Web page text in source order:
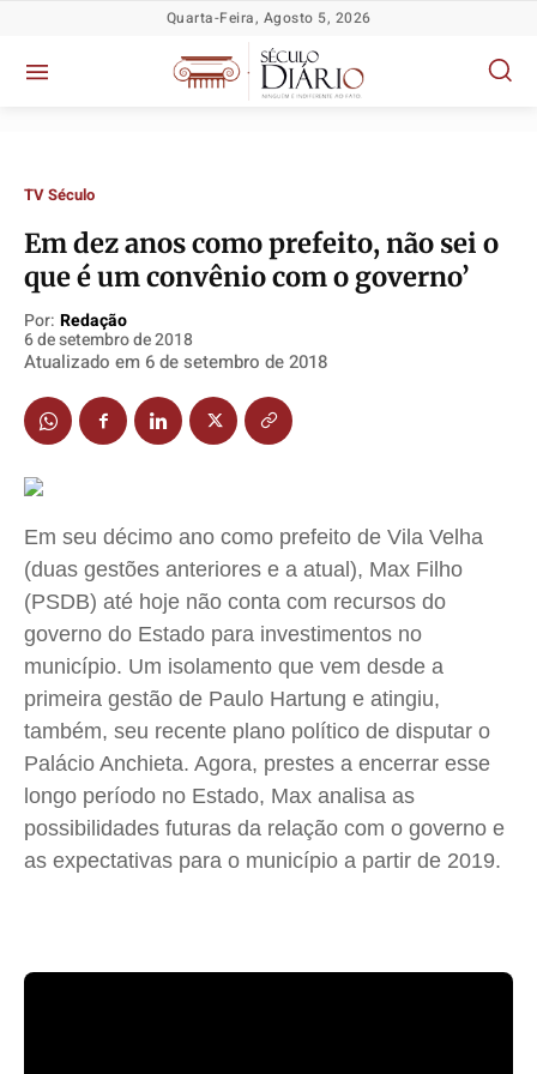
Política
Socioeconômicas
TV Século
Justiça
Segurança
Saúde
Cidades
Direitos
Economia
Cultura
Caetano Roque
Gustavo Bastos
Jr Mignone (in memorian)
Wanda Sily
Política
Socioeconômicas
TV Século
Justiça
Segurança
Saúde
Cidades
Direitos
Economia
Cultura
Caetano Roque
Gustavo Bastos
Jr Mignone (in memorian)
Wanda Sily
Política
Socioeconômicas
TV Século
Justiça
Segurança
Saúde
Cidades
Direitos
Economia
Cultura
Caetano Roque
Gustavo Bastos
Jr Mignone (in memorian)
Wanda Sily
Política
Socioeconômicas
TV Século
Justiça
Segurança
Saúde
Cidades
Direitos
Economia
Cultura
Caetano Roque
Gustavo Bastos
Jr Mignone (in memorian)
Wanda Sily
Quarta-Feira, Agosto 5, 2026
TV Século
Em dez anos como prefeito, não sei o
que é um convênio com o governo’
Por: Redação
6 de setembro de 2018
Atualizado em 6 de setembro de 2018
Em seu décimo ano como prefeito de Vila Velha
(duas gestões anteriores e a atual), Max Filho
(PSDB) até hoje não conta com recursos do
governo do Estado para investimentos no
município. Um isolamento que vem desde a
primeira gestão de Paulo Hartung e atingiu,
também, seu recente plano político de disputar o
Palácio Anchieta. Agora, prestes a encerrar esse
longo período no Estado, Max analisa as
possibilidades futuras da relação com o governo e
as expectativas para o município a partir de 2019.